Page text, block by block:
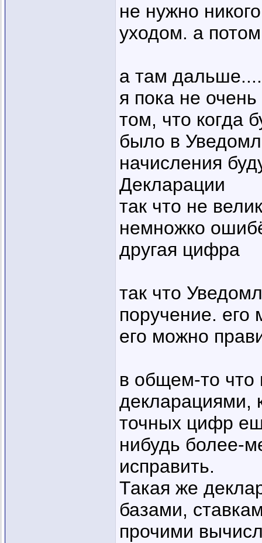
не нужно
уходом. а
а там дальше....
я пока не
том, что когда
было в
начисления
Декларации
так что не
немножко
другая цифра
так что
поручение. его
его можно
в общем-то что
декларациями,
точных цифр
нибудь более-
исправить.
Такая же
базами,
прочими